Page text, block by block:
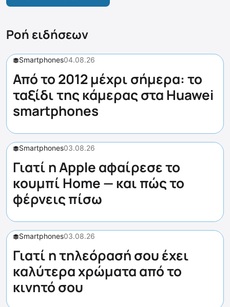
Ροή ειδήσεων
Smartphones04.08.26
Από το 2012 μέχρι σήμερα: το
ταξίδι της κάμερας στα Huawei
smartphones
Smartphones03.08.26
Γιατί η Apple αφαίρεσε το
κουμπί Home — και πώς το
φέρνεις πίσω
Smartphones03.08.26
Γιατί η τηλεόρασή σου έχει
καλύτερα χρώματα από το
κινητό σου